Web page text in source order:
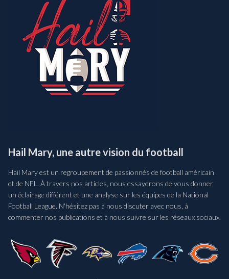
Hail Mary, une autre vision du football
Hail Mary est un regroupement de passionnés de football américain
et de NFL. À travers nos articles, nous essayerons de vous donner
un éclairage différent et une analyse sur les équipes de la National
Football League. N'hésitez pas à nous discuter avec nous, à
commenter nos publications et à nous suivre sur les réseaux sociaux.